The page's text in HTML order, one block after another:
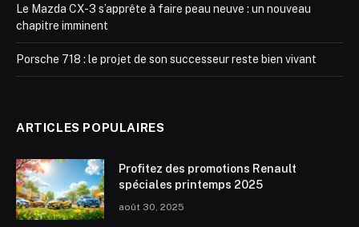
Le Mazda CX-3 s’apprête à faire peau neuve : un nouveau
chapitre imminent
Porsche 718 : le projet de son successeur reste bien vivant
ARTICLES POPULAIRES
Profitez des promotions Renault
spéciales printemps 2025
août 30, 2025